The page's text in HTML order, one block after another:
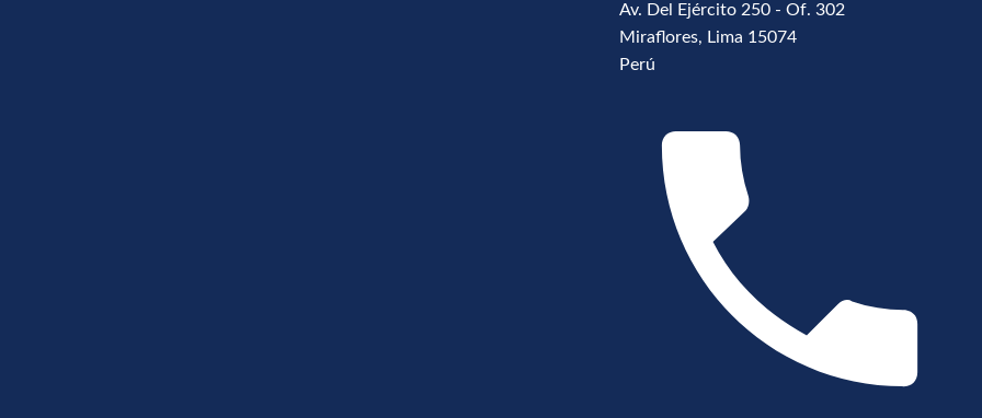
Av. Del Ejército 250 - Of. 302
Miraflores, Lima 15074
Perú